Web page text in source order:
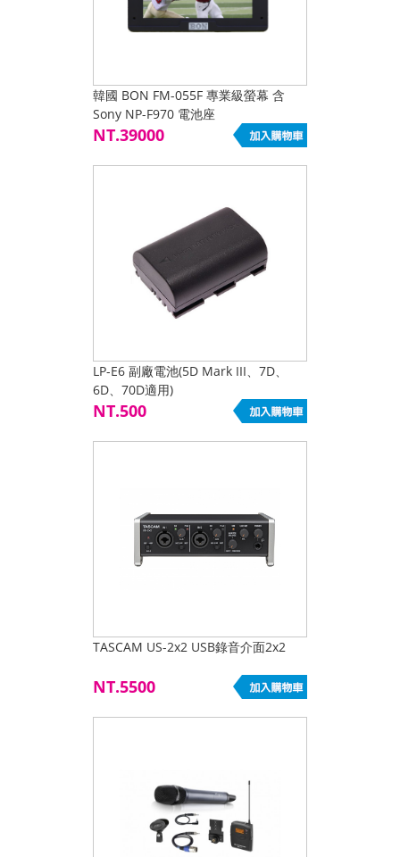
韓國 BON FM-055F 專業級螢幕 含
Sony NP-F970 電池座
NT.39000
LP-E6 副廠電池(5D Mark III、7D、
6D、70D適用)
NT.500
TASCAM US-2x2 USB錄音介面2x2
NT.5500